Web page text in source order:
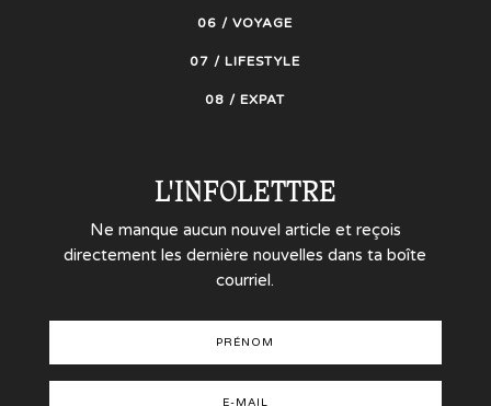
06 / VOYAGE
07 / LIFESTYLE
08 / EXPAT
L'INFOLETTRE
Ne manque aucun nouvel article et reçois
directement les dernière nouvelles dans ta boîte
courriel.